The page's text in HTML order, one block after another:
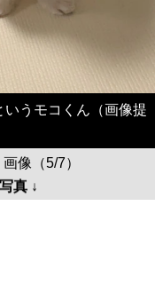
いうモコくん（画像提
像（5/7）
真 ↓